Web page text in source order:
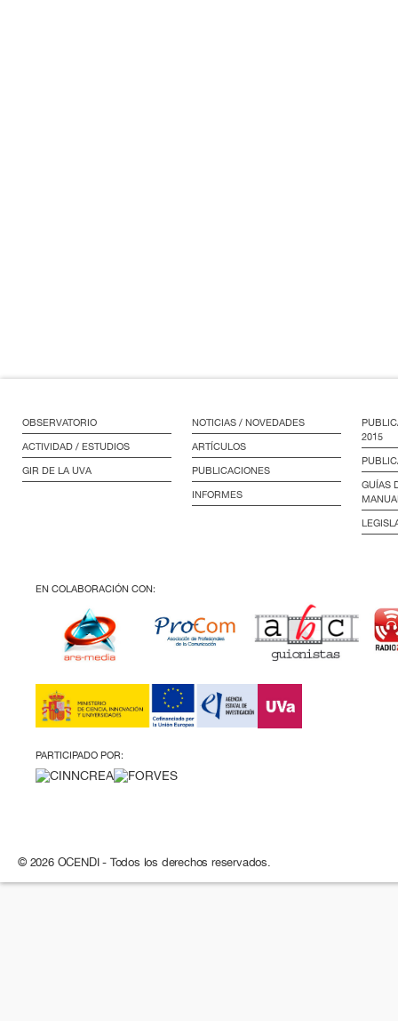
OBSERVATORIO
ACTIVIDAD / ESTUDIOS
GIR DE LA UVA
NOTICIAS / NOVEDADES
ARTÍCULOS
PUBLICACIONES
INFORMES
2015
GUÍAS
EN COLABORACIÓN CON:
PARTICIPADO POR:
© 2026 OCENDI - Todos los derechos reservados.